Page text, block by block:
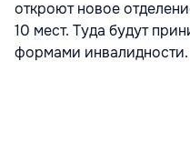
откроют новое
10 мест. Туда будут
формами инвалидности.